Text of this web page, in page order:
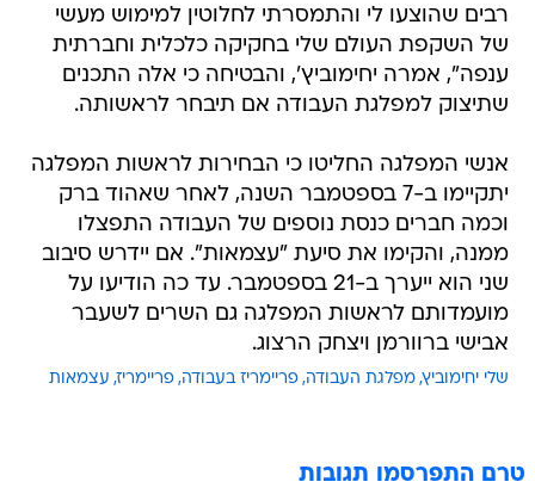
רבים שהוצעו לי והתמסרתי לחלוטין למימוש מעשי
של השקפת העולם שלי בחקיקה כלכלית וחברתית
ענפה", אמרה יחימוביץ', והבטיחה כי אלה התכנים
שתיצוק למפלגת העבודה אם תיבחר לראשותה.
אנשי המפלגה החליטו כי הבחירות לראשות המפלגה
יתקיימו ב-7 בספטמבר השנה, לאחר שאהוד ברק
וכמה חברים כנסת נוספים של העבודה התפצלו
ממנה, והקימו את סיעת "עצמאות". אם יידרש סיבוב
שני הוא ייערך ב-21 בספטמבר. עד כה הודיעו על
מועמדותם לראשות המפלגה גם השרים לשעבר
אבישי ברוורמן ויצחק הרצוג.
שלי יחימוביץ מפלגת העבודה פריימריז בעבודה פריימריז עצמאות
טרם התפרסמו תגובות